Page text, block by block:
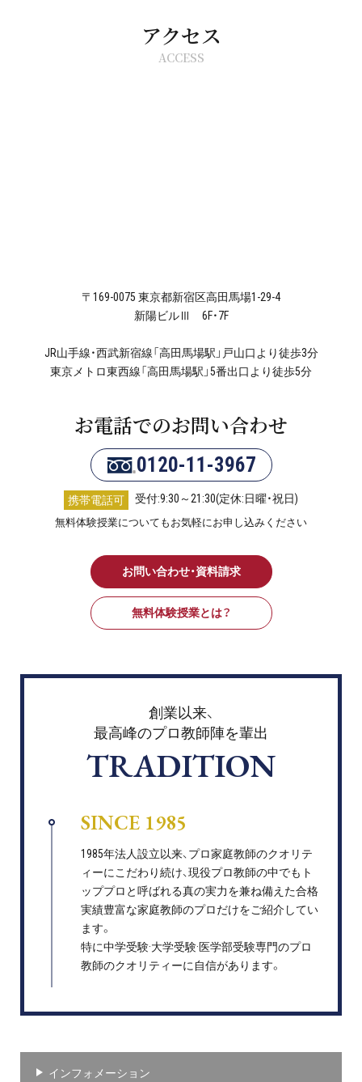
アクセス
ACCESS
〒169-0075 東京都新宿区高田馬場1-29-4
新陽ビルⅢ 6F・7F
JR山手線・西武新宿線「高田馬場駅」戸山口より徒歩3分
東京メトロ東西線「高田馬場駅」5番出口より徒歩5分
お電話でのお問い合わせ
0120-11-3967
携帯電話可 受付:9:30～21:30(定休:日曜・祝日)
無料体験授業についてもお気軽にお申し込みください
お問い合わせ・資料請求
無料体験授業とは？
創業以来、
最高峰のプロ教師陣を輩出
TRADITION
SINCE 1985
1985年法人設立以来、プロ家庭教師のクオリテ
ィーにこだわり続け、現役プロ教師の中でもト
ッププロと呼ばれる真の実力を兼ね備えた合格
実績豊富な家庭教師のプロだけをご紹介してい
ます。
特に中学受験·大学受験·医学部受験専門のプロ
教師のクオリティーに自信があります。
インフォメーション